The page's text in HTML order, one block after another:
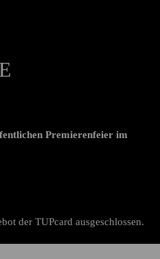
Premierenfeier im
der TUPcard ausgeschlossen.